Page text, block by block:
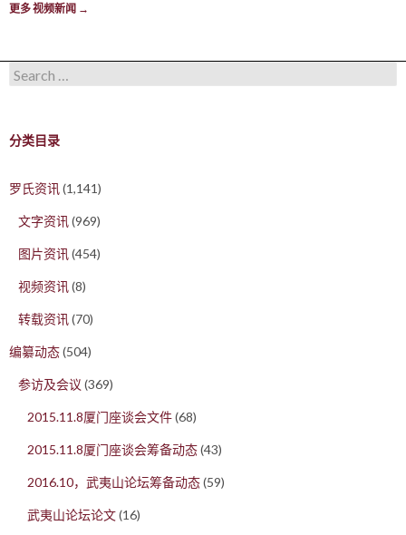
更多 视频新闻 →
Search for:
分类目录
罗氏资讯(1,141)
文字资讯(969)
图片资讯(454)
视频资讯(8)
转载资讯(70)
编纂动态(504)
参访及会议 (369)
2015.11.8厦门座谈会文件(68)
2015.11.8厦门座谈会筹备动态(43)
2016.10，武夷山论坛筹备动态(59)
武夷山论坛论文(16)